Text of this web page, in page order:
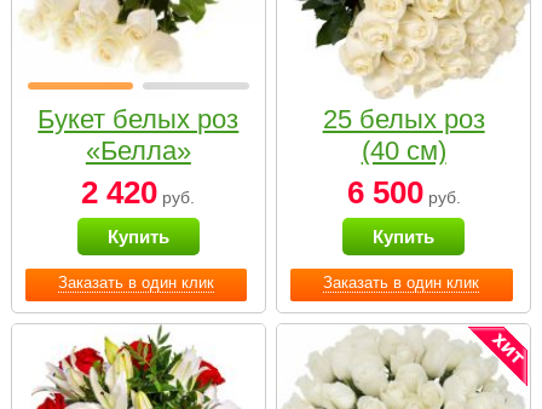
Заказать в один клик
Букет белых роз
«Белла»
2 420 руб.
Купить
Заказать в один клик
25 белых роз
(40 см)
6 500руб.
Купить